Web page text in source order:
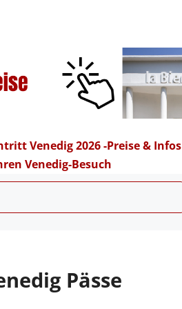
Venedig 2026 -Preise & Infos
Venedig-Besuch
Pässe